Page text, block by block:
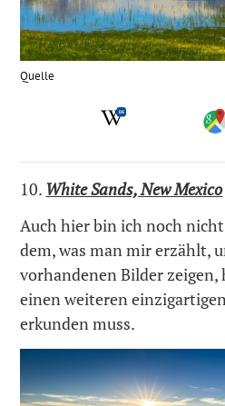
Quelle
10. White Sands, New Mexico
Auch hier bin ich noch nicht
dem, was man mir erzählt,
vorhandenen Bilder zeigen,
einen weiteren
erkunden muss.